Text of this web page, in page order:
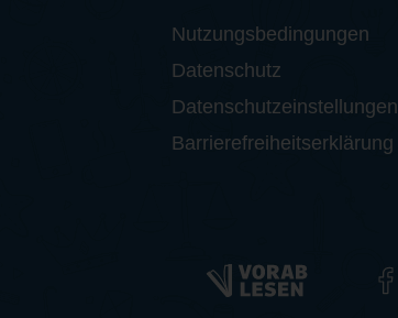
Nutzungsbedingungen
Datenschutz
Datenschutzeinstellungen
Barrierefreiheitserklärung